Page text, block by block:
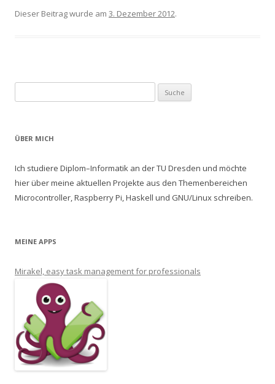
Dieser Beitrag wurde am 3. Dezember 2012.
ÜBER MICH
Ich studiere Diplom–Informatik an der TU Dresden und möchte
hier über meine aktuellen Projekte aus den Themenbereichen
Microcontroller, Raspberry Pi, Haskell und GNU/Linux schreiben.
MEINE APPS
Mirakel, easy task management for professionals